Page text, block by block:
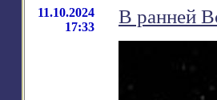
11.10.2024
17:33
В ранней